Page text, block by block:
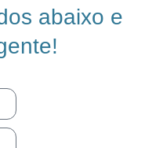
abaixo e